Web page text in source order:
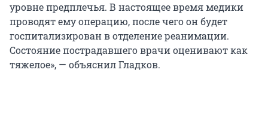
уровне предплечья. В настоящее время медики
проводят ему операцию, после чего он будет
госпитализирован в отделение реанимации.
Состояние пострадавшего врачи оценивают как
тяжелое», — объяснил Гладков.